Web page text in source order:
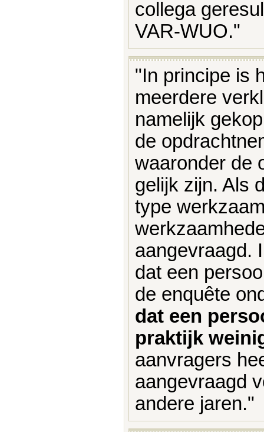
collega
VAR-WUO."
"In principe is
meerdere
namelijk
de
waaronder de
gelijk zijn. Als
type
aangevraagd.
dat een
de enquête
dat een
praktijk
aanvragers
aangevraagd
andere jaren."